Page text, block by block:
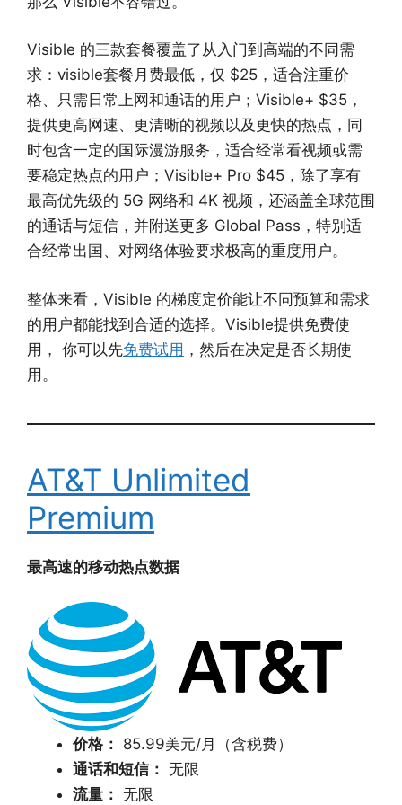
Visible 的三款套餐覆盖了从入门到高端的不同需
求：visible套餐月费最低，仅 $25，适合注重价
格、只需日常上网和通话的用户；Visible+ $35，
提供更高网速、更清晰的视频以及更快的热点，同
时包含一定的国际漫游服务，适合经常看视频或需
要稳定热点的用户；Visible+ Pro $45，除了享有
最高优先级的 5G 网络和 4K 视频，还涵盖全球范围
的通话与短信，并附送更多 Global Pass，特别适
合经常出国、对网络体验要求极高的重度用户。
整体来看，Visible 的梯度定价能让不同预算和需求
的用户都能找到合适的选择。Visible提供免费使
用， 你可以先免费试用 ，然后在决定是否长期使
用。
AT&T Unlimited
Premium
最高速的移动热点数据
价格： 85.99美元/月（含税费）
通话和短信： 无限
流量： 无限